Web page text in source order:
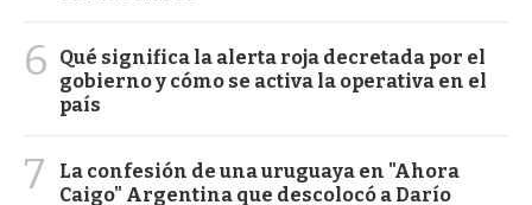
6
Qué significa la alerta roja decretada por el
gobierno y cómo se activa la operativa en el
país
7
La confesión de una uruguaya en "Ahora
Caigo" Argentina que descolocó a Darío